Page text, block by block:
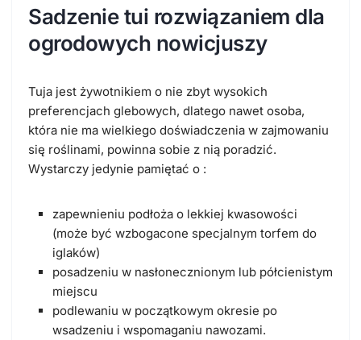
Sadzenie tui rozwiązaniem dla
ogrodowych nowicjuszy
Tuja jest żywotnikiem o nie zbyt wysokich
preferencjach glebowych, dlatego nawet osoba,
która nie ma wielkiego doświadczenia w zajmowaniu
się roślinami, powinna sobie z nią poradzić.
Wystarczy jedynie pamiętać o :
zapewnieniu podłoża o lekkiej kwasowości
(może być wzbogacone specjalnym torfem do
iglaków)
posadzeniu w nasłonecznionym lub półcienistym
miejscu
podlewaniu w początkowym okresie po
wsadzeniu i wspomaganiu nawozami.